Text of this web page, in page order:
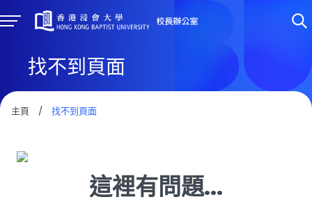
找不到頁面
主頁 / 找不到頁面
這裡有問題...